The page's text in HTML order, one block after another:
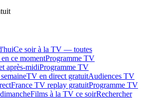
Ce soir à la TV — toutes
ce momentProgramme TV
après-midiProgramme TV
TV en direct gratuitAudiences TV
France TV replay gratuitProgramme TV
Films à la TV ce soirRechercher